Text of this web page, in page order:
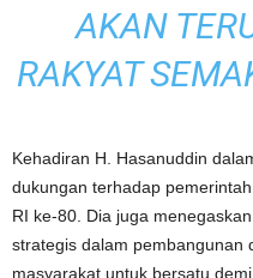
AKAN
RAKYAT
Kehadiran H. Hasanuddin
dukungan terhadap
RI ke-80. Dia juga
strategis dalam pembangunan
masyarakat untuk bersatu